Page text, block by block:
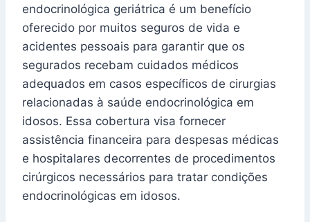
endocrinológica geriátrica é um benefício
oferecido por muitos seguros de vida e
acidentes pessoais para garantir que os
segurados recebam cuidados médicos
adequados em casos específicos de cirurgias
relacionadas à saúde endocrinológica em
idosos. Essa cobertura visa fornecer
assistência financeira para despesas médicas
e hospitalares decorrentes de procedimentos
cirúrgicos necessários para tratar condições
endocrinológicas em idosos.